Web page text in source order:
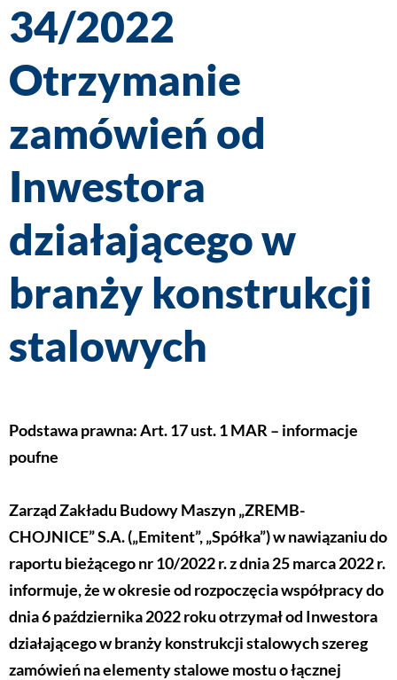
34/2022
Otrzymanie
zamówień od
Inwestora
działającego w
branży konstrukcji
stalowych
Podstawa prawna: Art. 17 ust. 1 MAR – informacje
poufne
Zarząd Zakładu Budowy Maszyn „ZREMB-
CHOJNICE” S.A. („Emitent”, „Spółka”) w nawiązaniu do
raportu bieżącego nr 10/2022 r. z dnia 25 marca 2022 r.
informuje, że w okresie od rozpoczęcia współpracy do
dnia 6 października 2022 roku otrzymał od Inwestora
działającego w branży konstrukcji stalowych szereg
zamówień na elementy stalowe mostu o łącznej